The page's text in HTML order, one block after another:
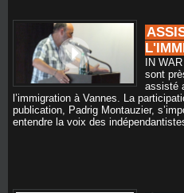
IN
sont
assisté
l’immigration à Vannes. La
publication, Padrig Montauzier,
entendre la voix des